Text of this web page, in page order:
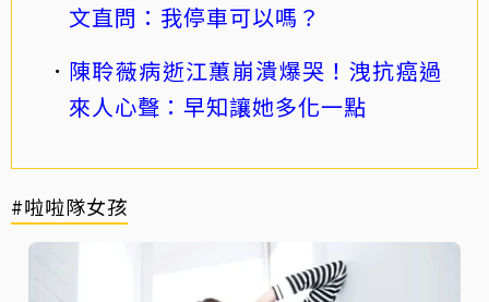
文直問：我停車可以嗎？
陳聆薇病逝江蕙崩潰爆哭！洩抗癌過
來人心聲：早知讓她多化一點
#啦啦隊女孩